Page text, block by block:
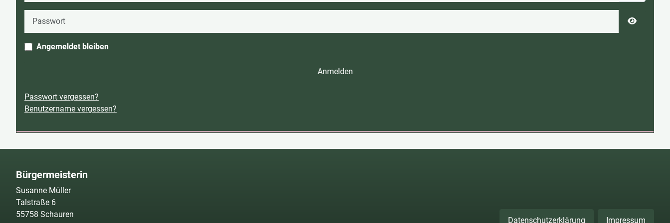
Angemeldet bleiben
Anmelden
Passwort vergessen?
Benutzername vergessen?
Bürgermeisterin
Susanne Müller
Talstraße 6
55758 Schauren
Datenschutzerklärung Impressum